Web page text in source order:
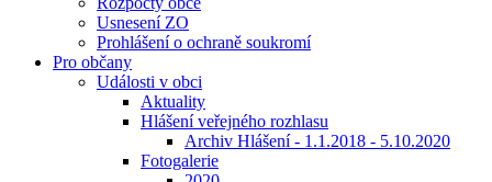
Usnesení ZO
Prohlášení o ochraně soukromí
Pro občany
Události v obci
Aktuality
Hlášení veřejného rozhlasu
Archiv Hlášení - 1.1.2018 - 5.10.2020
Fotogalerie